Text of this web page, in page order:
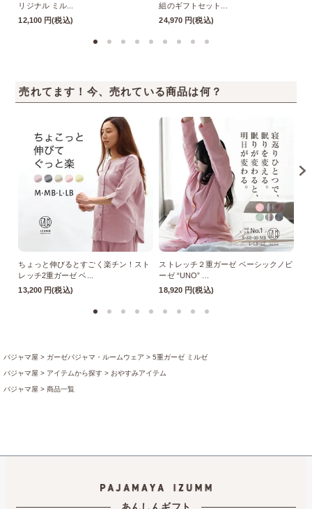
リジナル ミル...
12,100 円(税込)
組のギフトセット...
24,970 円(税込)
売れてます！今、売れている商品は何？
ちょっと伸びるとすごく楽チン！スト
レッチ2重ガーゼ ベ...
13,200 円(税込)
ストレッチ２重ガーゼ ベーシックノビ
ーゼ “UNO” ...
18,920 円(税込)
パジャマ屋 ガーゼパジャマ・ルームウェア 5重ガーゼ ミルゼ
パジャマ屋 アイテムから探す おやすみアイテム
パジャマ屋 商品一覧
プレゼント・贈り物に最適♪ギフト・アイテム お歳暮・お年賀
数量限定・在庫限り！アウトレット商品を集めました
あんしんギフト